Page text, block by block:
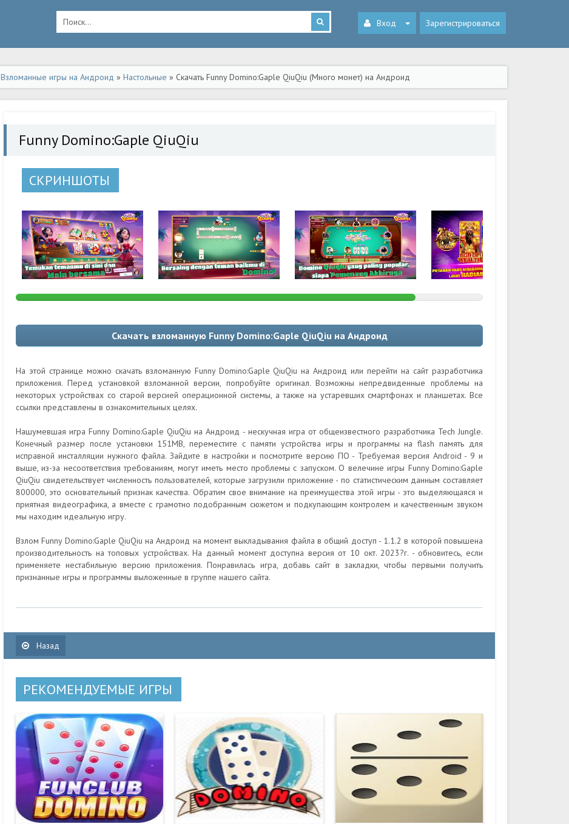
Вход Зарегистрироваться
Взломанные игры на Андроид » Настольные » Скачать Funny Domino:Gaple QiuQiu (Много монет) на Андроид
Funny Domino:Gaple QiuQiu
СКРИНШОТЫ
Скачать взломанную Funny Domino:Gaple QiuQiu на Андроид
На этой странице можно скачать взломанную Funny Domino:Gaple QiuQiu на Андроид или перейти на сайт разработчика
приложения. Перед установкой взломанной версии, попробуйте оригинал. Возможны непредвиденные проблемы на
некоторых устройствах со старой версией операционной системы, а также на устаревших смартфонах и планшетах. Все
ссылки представлены в ознакомительных целях.
Нашумевшая игра Funny Domino:Gaple QiuQiu на Андроид - нескучная игра от общеизвестного разработчика Tech Jungle.
Конечный размер после установки 151MB, переместите с памяти устройства игры и программы на flash память для
исправной инсталляции нужного файла. Зайдите в настройки и посмотрите версию ПО - Требуемая версия Android - 9 и
выше, из-за несоответствия требованиям, могут иметь место проблемы с запуском. О велечине игры Funny Domino:Gaple
QiuQiu свидетельствует численность пользователей, которые загрузили приложение - по статистическим данным составляет
800000, это основательный признак качества. Обратим свое внимание на преимущества этой игры - это выделяющаяся и
приятная видеографика, а вместе с грамотно подобранным сюжетом и подкупающим контролем и качественным звуком
мы находим идеальную игру.
Взлом Funny Domino:Gaple QiuQiu на Андроид на момент выкладывания файла в общий доступ - 1.1.2 в которой повышена
производительность на топовых устройствах. На данный момент доступна версия от 10 окт. 2023?г. - обновитесь, если
применяете нестабильную версию приложения. Понравилась игра, добавь сайт в закладки, чтобы первыми получить
признанные игры и программы выложенные в группе нашего сайта.
Назад
РЕКОМЕНДУЕМЫЕ ИГРЫ